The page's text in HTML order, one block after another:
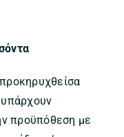
υπάρχουν
προϋπόθεση με